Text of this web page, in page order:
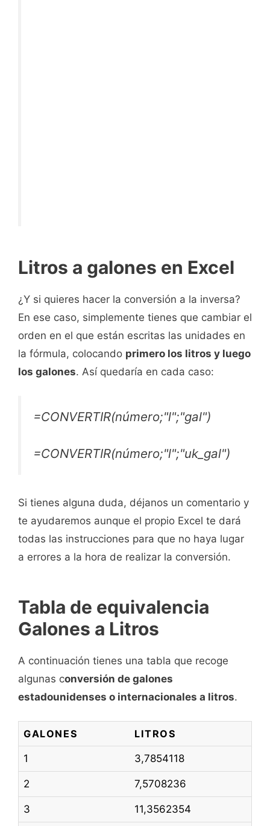
Litros a galones en Excel
¿Y si quieres hacer la conversión a la inversa?
En ese caso, simplemente tienes que cambiar el
orden en el que están escritas las unidades en
la fórmula, colocando primero los litros y luego
los galones. Así quedaría en cada caso:
=CONVERTIR(número;"l";"gal")
=CONVERTIR(número;"l";"uk_gal")
Si tienes alguna duda, déjanos un comentario y
te ayudaremos aunque el propio Excel te dará
todas las instrucciones para que no haya lugar
a errores a la hora de realizar la conversión.
Tabla de equivalencia
Galones a Litros
A continuación tienes una tabla que recoge
algunas conversión de galones
estadounidenses o internacionales a litros.
GALONES LITROS
1 3,7854118
2 7,5708236
3 11,3562354